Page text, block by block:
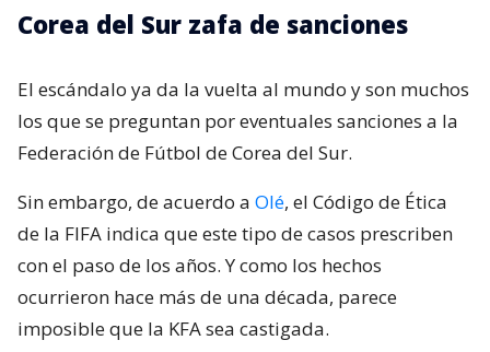
Corea del Sur zafa de sanciones
El escándalo ya da la vuelta al mundo y son muchos
los que se preguntan por eventuales sanciones a la
Federación de Fútbol de Corea del Sur.
Sin embargo, de acuerdo a Olé, el Código de Ética
de la FIFA indica que este tipo de casos prescriben
con el paso de los años. Y como los hechos
ocurrieron hace más de una década, parece
imposible que la KFA sea castigada.